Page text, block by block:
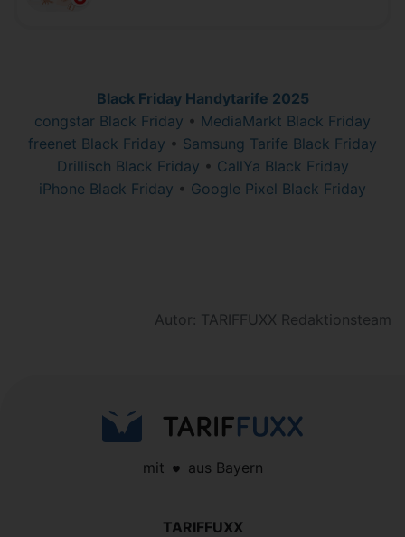
Black Friday Handytarife 2025
congstar Black Friday • MediaMarkt Black Friday
freenet Black Friday • Samsung Tarife Black Friday
Drillisch Black Friday • CallYa Black Friday
iPhone Black Friday • Google Pixel Black Friday
Autor: TARIFFUXX Redaktionsteam
mit aus Bayern
TARIFFUXX